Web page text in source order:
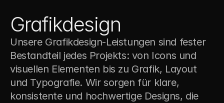
Grafikdesign
Unsere Grafikdesign-Leistungen sind fester
Bestandteil jedes Projekts: von Icons und
visuellen Elementen bis zu Grafik, Layout
und Typografie. Wir sorgen für klare,
konsistente und hochwertige Designs, die